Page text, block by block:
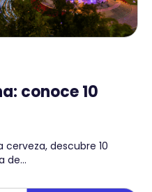
conoce 10
descubre 10
de...